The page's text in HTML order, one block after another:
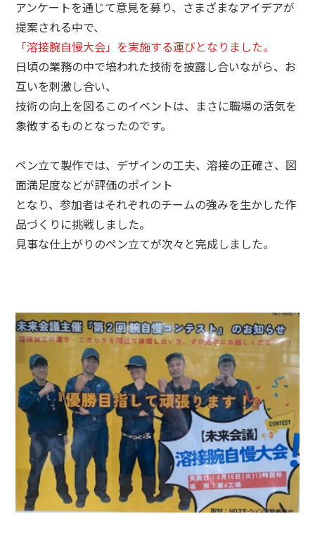
アンケートを通じて意見を募り、さまざまなアイデアが
提案される中で、
「溶接腕自慢大会」を実施する運びとなりました。
日頃の業務の中で培われた技術を披露し合いながら、お
互いを刺激し合い、
技術の向上を図るこのイベントは、まさに職場の活気を
象徴するものとなったのです。
ペン立て製作では、デザインの工夫、溶接の正確さ、図
面満足度などが評価のポイント
となり、参加者はそれぞれのチームの強みを生かした作
品づくりに挑戦しました。
見事な仕上がりのペン立てが次々と完成しました。